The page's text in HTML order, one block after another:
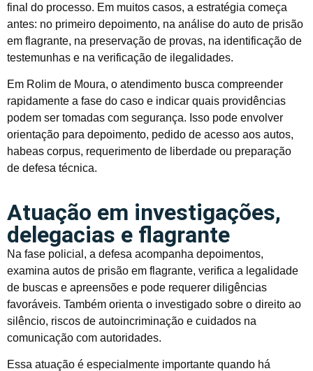
final do processo. Em muitos casos, a estratégia começa
antes: no primeiro depoimento, na análise do auto de prisão
em flagrante, na preservação de provas, na identificação de
testemunhas e na verificação de ilegalidades.
Em Rolim de Moura, o atendimento busca compreender
rapidamente a fase do caso e indicar quais providências
podem ser tomadas com segurança. Isso pode envolver
orientação para depoimento, pedido de acesso aos autos,
habeas corpus, requerimento de liberdade ou preparação
de defesa técnica.
Atuação em investigações,
delegacias e flagrante
Na fase policial, a defesa acompanha depoimentos,
examina autos de prisão em flagrante, verifica a legalidade
de buscas e apreensões e pode requerer diligências
favoráveis. Também orienta o investigado sobre o direito ao
silêncio, riscos de autoincriminação e cuidados na
comunicação com autoridades.
Essa atuação é especialmente importante quando há